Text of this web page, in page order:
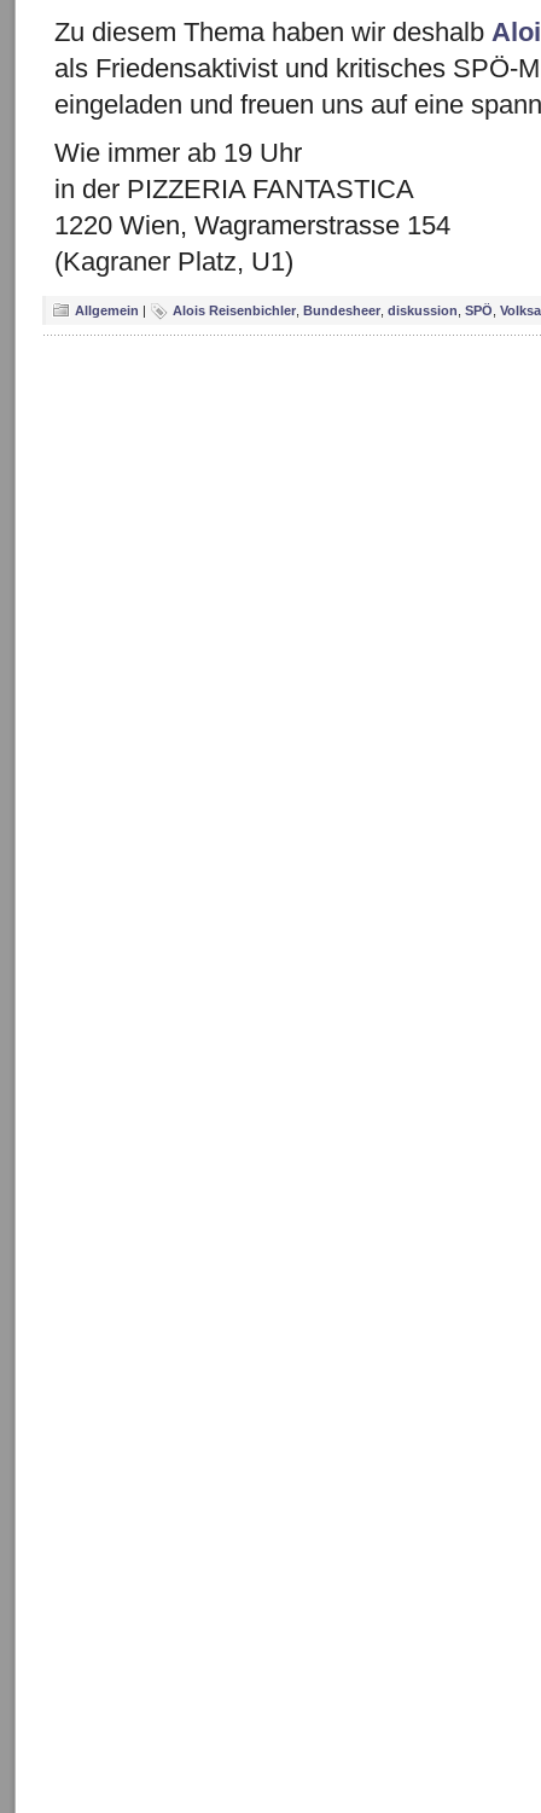
Zu diesem Thema haben wir deshalb
als Friedensaktivist und kritisches SPÖ-
eingeladen und freuen uns auf eine
Wie immer ab 19 Uhr
in der PIZZERIA FANTASTICA
1220 Wien, Wagramerstrasse 154
(Kagraner Platz, U1)
Allgemein | Alois Reisenbichler Bundesheer diskussion SPÖ